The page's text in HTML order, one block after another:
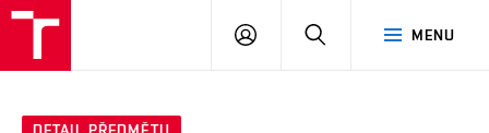
MENU
PŘIHLÁSIT